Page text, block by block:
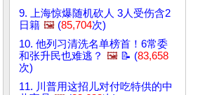
9. 上海惊爆随机砍人 3人受伤含2
日籍 🖼️ (85,704次)
10. 他列习清洗名单榜首！6常委
和张升民也难逃？ 🖼️ 📝 (83,658
次)
11. 川普用这招儿对付吃特供的中